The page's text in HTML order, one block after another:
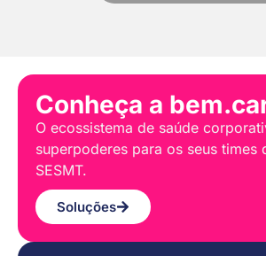
Conheça a
O ecossistema de saúde
superpoderes para os seus times
SESMT.
Soluções